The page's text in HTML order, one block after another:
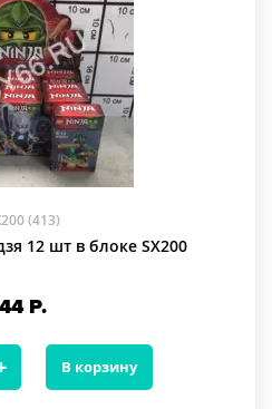
(413)
12 шт в блоке SX200
44Р.
В корзину